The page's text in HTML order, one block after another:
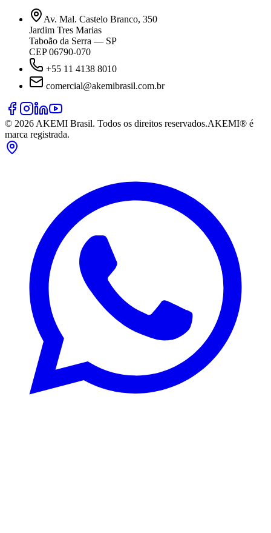
Av. Mal. Castelo Branco, 350
Jardim Tres Marias
Taboão da Serra — SP
CEP 06790-070
+55 11 4138 8010
comercial@akemibrasil.com.br
© 2026 AKEMI Brasil. Todos os direitos reservados.AKEMI® é
marca registrada.